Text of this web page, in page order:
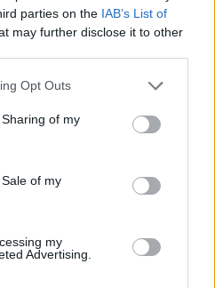
parties on the IAB’s List of
may further disclose it to other
Opt Outs
of my
of my
my
Advertising.
megismerhetővé vált közel
telefonszáma, email
hírarchívumához
tartalmazza:
2 év napon belüli